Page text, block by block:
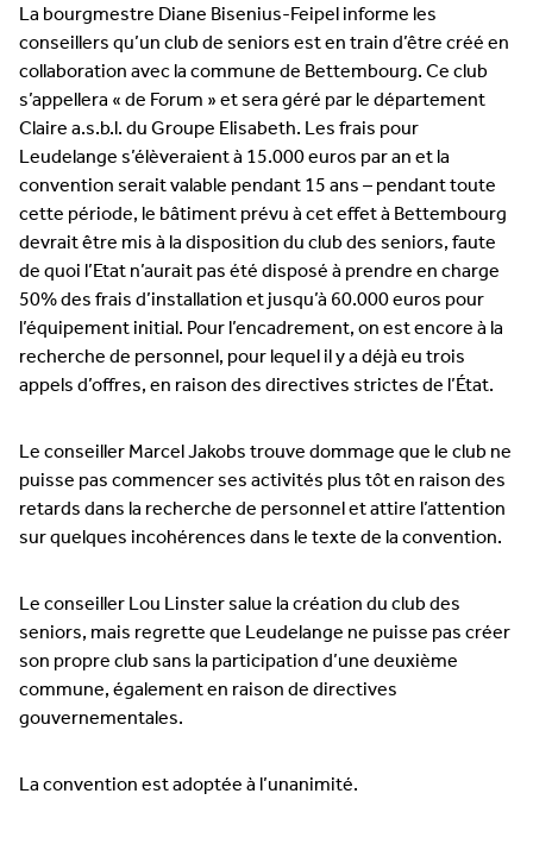
La bourgmestre Diane Bisenius-Feipel informe les
conseillers qu’un club de seniors est en train d’être créé en
collaboration avec la commune de Bettembourg. Ce club
s’appellera « de Forum » et sera géré par le département
Claire a.s.b.l. du Groupe Elisabeth. Les frais pour
Leudelange s’élèveraient à 15.000 euros par an et la
convention serait valable pendant 15 ans – pendant toute
cette période, le bâtiment prévu à cet effet à Bettembourg
devrait être mis à la disposition du club des seniors, faute
de quoi l’Etat n’aurait pas été disposé à prendre en charge
50% des frais d’installation et jusqu’à 60.000 euros pour
l’équipement initial. Pour l’encadrement, on est encore à la
recherche de personnel, pour lequel il y a déjà eu trois
appels d’offres, en raison des directives strictes de l’État.
Le conseiller Marcel Jakobs trouve dommage que le club ne
puisse pas commencer ses activités plus tôt en raison des
retards dans la recherche de personnel et attire l’attention
sur quelques incohérences dans le texte de la convention.
Le conseiller Lou Linster salue la création du club des
seniors, mais regrette que Leudelange ne puisse pas créer
son propre club sans la participation d’une deuxième
commune, également en raison de directives
gouvernementales.
La convention est adoptée à l’unanimité.